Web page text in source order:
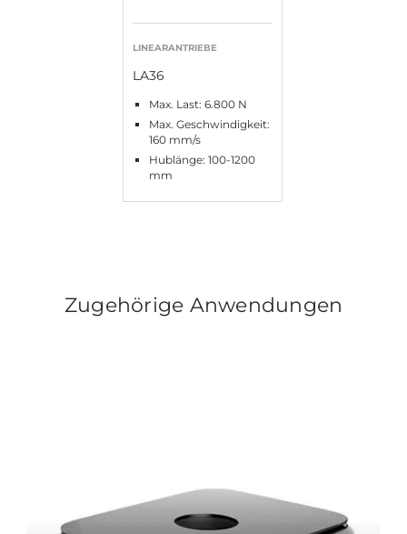
LINEARANTRIEBE
LA36
Max. Last: 6.800 N
Max. Geschwindigkeit:
160 mm/s
Hublänge: 100-1200
mm
Zugehörige Anwendungen